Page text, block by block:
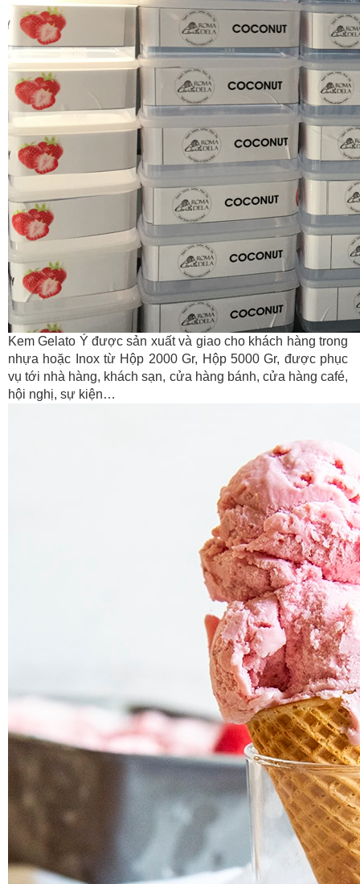
Kem Gelato Ý được sản xuất và giao cho khách hàng trong
nhựa hoặc Inox từ Hộp 2000 Gr, Hộp 5000 Gr, được phục
vụ tới nhà hàng, khách sạn, cửa hàng bánh, cửa hàng café,
hội nghị, sự kiện…